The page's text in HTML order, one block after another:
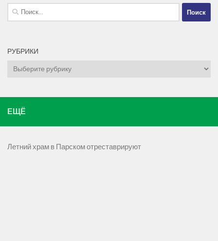
Найти:
РУБРИКИ
Рубрики
ЕЩЁ
Летний храм в Парском отреставрируют